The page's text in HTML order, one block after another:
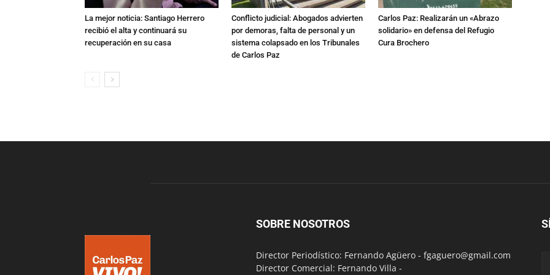
La mejor noticia: Santiago Herrero
recibió el alta y continuará su
recuperación en su casa
Conflicto judicial: Abogados advierten
por demoras, falta de personal y un
sistema colapsado en los Tribunales
de Carlos Paz
Carlos Paz: Realizarán un «Abrazo
solidario» en defensa del Refugio
Cura Brochero
SOBRE NOSOTROS
Director Periodístico: Fernando Agüero - fgaguero@gmail.com
Director Comercial: Fernando Villa -